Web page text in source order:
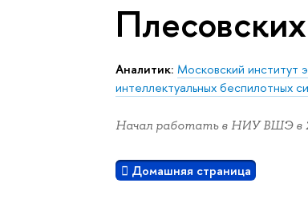
Аналитик: Московский институт
интеллектуальных беспилотных
Начал работать в НИУ ВШЭ в
Домашняя страница